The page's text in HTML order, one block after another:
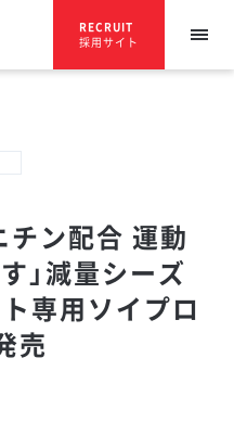
RECRUIT
採用サイト
チン配合 運動
」減量シーズ
専用ソイプロ
売